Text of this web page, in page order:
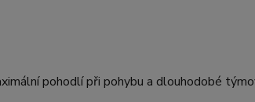
pohodlí při pohybu a dlouhodobé